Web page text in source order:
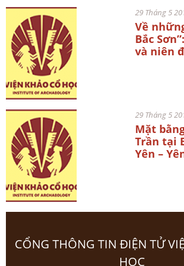
29 Tháng 5
Về
Bắc
và niên
29 Tháng 5
Mặt
Trần tại
Yên –
CỔNG THÔNG TIN ĐIỆN TỬ
HỌC